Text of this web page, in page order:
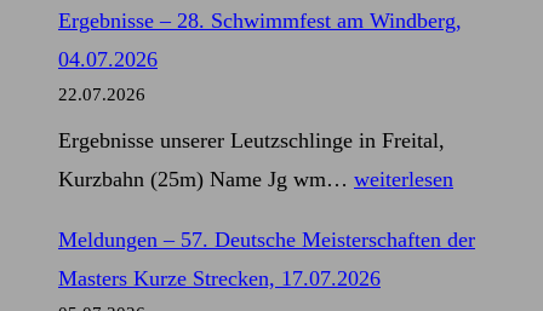
57.
der
Masters
Kurze
Strecken,
Ergebnisse – 28. Schwimmfest am Windberg,
04.07.2026
22.07.2026
Ergebnisse unserer Leutzschlinge in Freital,
Kurzbahn (25m) Name Jg wm… Ergebnisse
28.
Schwimmfest
weiterlesen
Meldungen – 57. Deutsche Meisterschaften der
Masters Kurze Strecken, 17.07.2026